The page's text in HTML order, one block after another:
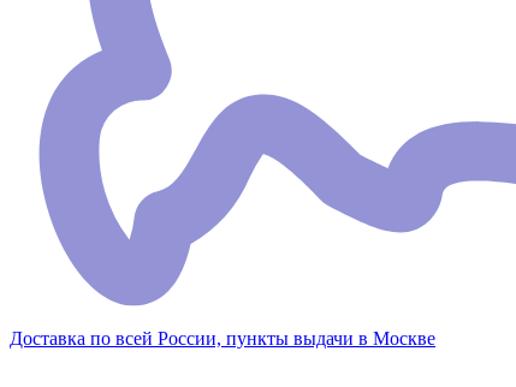
Доставка по всей России, пункты выдачи в Москве